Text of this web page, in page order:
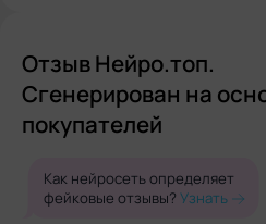
Отзыв Нейро.топ.
Сгенерирован на
покупателей
Как нейросеть определяет
фейковые отзывы? Узнать